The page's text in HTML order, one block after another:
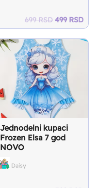
699RSD Original
price
was:
699 RSD.
499 RSD
is:
Jednodelni kupaci
Frozen Elsa 7 god
NOVO
Daisy